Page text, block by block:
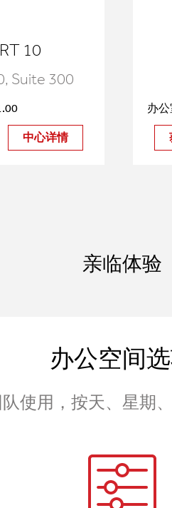
10
Suite 300
中心详情
办
亲临体验
办公空间
使用，按天、星期